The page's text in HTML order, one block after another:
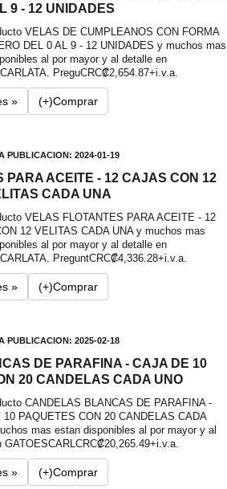
9 - 12 UNIDADES
VELAS DE CUMPLEANOS CON FORMA
DEL 0 AL 9 - 12 UNIDADES y muchos mas
al por mayor y al detalle en
PreguCRC₡2,654.87+i.v.a.
» (+)Comprar
PUBLICACION: 2024-01-19
PARA ACEITE - 12 CAJAS CON 12
CADA UNA
VELAS FLOTANTES PARA ACEITE - 12
12 VELITAS CADA UNA y muchos mas
al por mayor y al detalle en
PreguntCRC₡4,336.28+i.v.a.
» (+)Comprar
PUBLICACION: 2025-02-18
DE PARAFINA - CAJA DE 10
20 CANDELAS CADA UNO
CANDELAS BLANCAS DE PARAFINA -
10 PAQUETES CON 20 CANDELAS CADA
mas estan disponibles al por mayor y al
CRC₡20,265.49+i.v.a.
» (+)Comprar